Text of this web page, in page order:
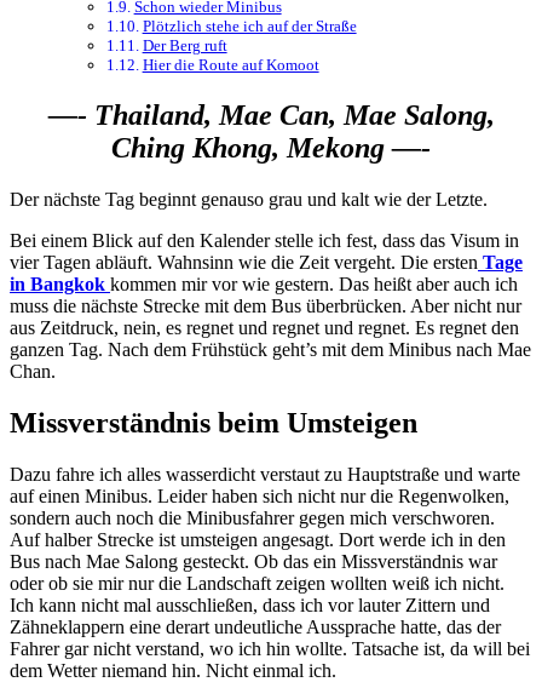
Schon wieder Minibus
Plötzlich stehe ich auf der Straße
Der Berg ruft
Hier die Route auf Komoot
—- Thailand, Mae Can, Mae Salong,
Ching Khong, Mekong —-
Der nächste Tag beginnt genauso grau und kalt wie der Letzte.
Bei einem Blick auf den Kalender stelle ich fest, dass das Visum in
vier Tagen abläuft. Wahnsinn wie die Zeit vergeht. Die ersten Tage
in Bangkok kommen mir vor wie gestern. Das heißt aber auch ich
muss die nächste Strecke mit dem Bus überbrücken. Aber nicht nur
aus Zeitdruck, nein, es regnet und regnet und regnet. Es regnet den
ganzen Tag. Nach dem Frühstück geht’s mit dem Minibus nach Mae
Chan.
Missverständnis beim Umsteigen
Dazu fahre ich alles wasserdicht verstaut zu Hauptstraße und warte
auf einen Minibus. Leider haben sich nicht nur die Regenwolken,
sondern auch noch die Minibusfahrer gegen mich verschworen.
Auf halber Strecke ist umsteigen angesagt. Dort werde ich in den
Bus nach Mae Salong gesteckt. Ob das ein Missverständnis war
oder ob sie mir nur die Landschaft zeigen wollten weiß ich nicht.
Ich kann nicht mal ausschließen, dass ich vor lauter Zittern und
Zähneklappern eine derart undeutliche Aussprache hatte, das der
Fahrer gar nicht verstand, wo ich hin wollte. Tatsache ist, da will bei
dem Wetter niemand hin. Nicht einmal ich.